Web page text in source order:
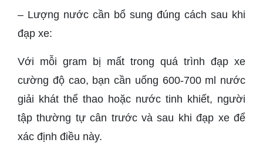
– Lượng nước cần bổ sung đúng cách sau khi
đạp xe:
Với mỗi gram bị mất trong quá trình đạp xe
cường độ cao, bạn cần uống 600-700 ml nước
giải khát thể thao hoặc nước tinh khiết, người
tập thường tự cân trước và sau khi đạp xe để
xác định điều này.